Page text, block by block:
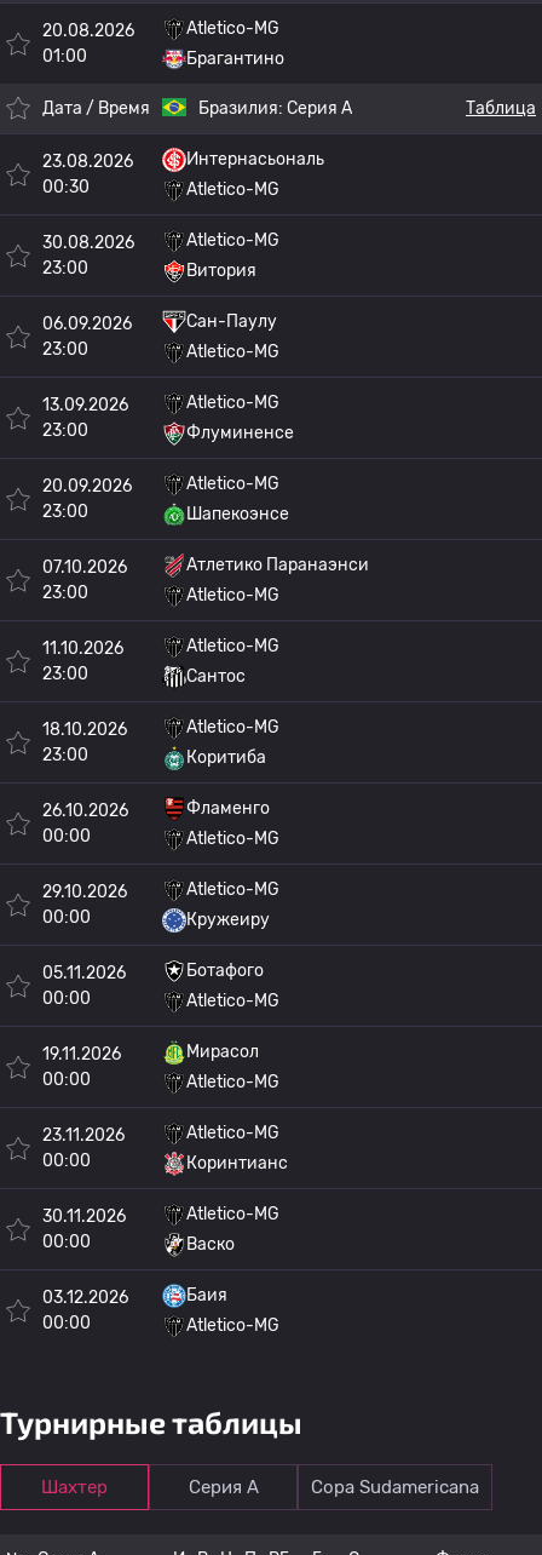
20.08.2026
01:00
Atletico-MG
Брагантино
Дата / Время Бразилия: Серия А Таблица
23.08.2026
00:30
Интернасьональ
Atletico-MG
30.08.2026
23:00
Atletico-MG
Витория
06.09.2026
23:00
Сан-Паулу
Atletico-MG
13.09.2026
23:00
Atletico-MG
Флуминенсе
20.09.2026
23:00
Atletico-MG
Шапекоэнсе
07.10.2026
23:00
Атлетико Паранаэнси
Atletico-MG
11.10.2026
23:00
Atletico-MG
Сантос
18.10.2026
23:00
Atletico-MG
Коритиба
26.10.2026
00:00
Фламенго
Atletico-MG
29.10.2026
00:00
Atletico-MG
Кружеиру
05.11.2026
00:00
Ботафого
Atletico-MG
19.11.2026
00:00
Мирасол
Atletico-MG
23.11.2026
00:00
Atletico-MG
Коринтианс
30.11.2026
00:00
Atletico-MG
Васко
03.12.2026
00:00
Баия
Atletico-MG
Турнирные таблицы
Шахтер Серия А Copa Sudamericana